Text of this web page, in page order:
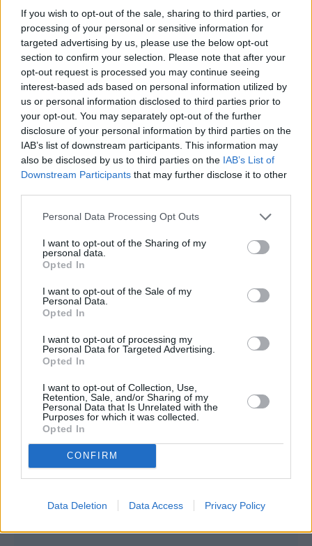
If you wish to opt-out of the sale, sharing to third parties, or
processing of your personal or sensitive information for
targeted advertising by us, please use the below opt-out
section to confirm your selection. Please note that after your
opt-out request is processed you may continue seeing
interest-based ads based on personal information utilized by
us or personal information disclosed to third parties prior to
your opt-out. You may separately opt-out of the further
disclosure of your personal information by third parties on the
IAB’s list of downstream participants. This information may
also be disclosed by us to third parties on the IAB’s List of
Downstream Participants that may further disclose it to other
Personal Data Processing Opt Outs
I want to opt-out of the Sharing of my
personal data.
Opted In
I want to opt-out of the Sale of my
Personal Data.
Opted In
I want to opt-out of processing my
Personal Data for Targeted Advertising.
Opted In
I want to opt-out of Collection, Use,
Retention, Sale, and/or Sharing of my
Personal Data that Is Unrelated with the
Purposes for which it was collected.
Opted In
CONFIRM
Data Deletion Data Access Privacy Policy
Για την γυναίκα Αιγόκερω, είναι πολύ
σημαντικό ο σύζυγός της να είναι ένα άτομο
πάνω στο οποίο μπορεί να βασιστεί. Θέλει
εκείνη για παράδειγμα χρειαστεί να
αφοσιωθεί στην καριέρα της, εκείνος θα τα
καταφέρει να στηρίξει το σπίτι και τα παιδιά
και κατ’ επέκταση τα δικά της όνειρα. Θέλει
ο άντρας της να είναι old school, να μπορεί
να κάνει μερεμέτια στο σπίτι και γενικότερα
να δίνει λύσεις στα όποια προβλήματα.